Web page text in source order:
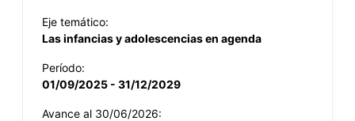
Eje temático:
Las infancias y adolescencias en agenda
Período:
01/09/2025 - 31/12/2029
Avance al 30/06/2026: